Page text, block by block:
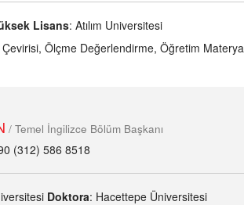
Lisans: Atılım Universitesi
Çevirisi, Ölçme Değerlendirme, Öğretim
/ Temel İngilizce Bölüm Başkanı
(312) 586 8518
Doktora: Hacettepe Üniversitesi